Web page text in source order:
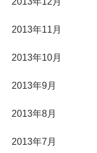
2013年11月
2013年10月
2013年9月
2013年8月
2013年7月